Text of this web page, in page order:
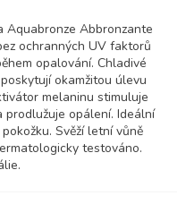
Aquabronze Abbronzante
ochranných UV faktorů
opalování. Chladivé
okamžitou úlevu
melaninu stimuluje
prodlužuje opálení. Ideální
Svěží letní vůně
testováno.